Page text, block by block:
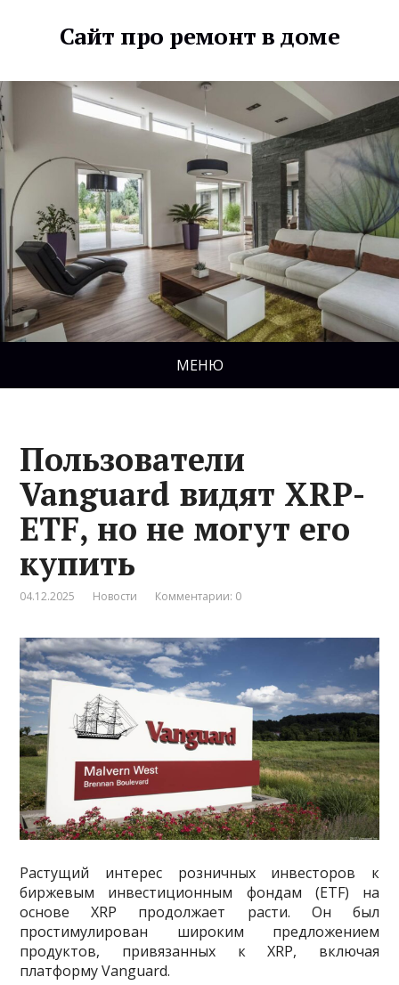
Сайт про ремонт в доме
МЕНЮ
Пользователи
Vanguard видят XRP-
ETF, но не могут его
купить
04.12.2025 Новости Комментарии: 0
Растущий интерес розничных инвесторов к
биржевым инвестиционным фондам (ETF) на
основе XRP продолжает расти. Он был
простимулирован широким предложением
продуктов, привязанных к XRP, включая
платформу Vanguard.